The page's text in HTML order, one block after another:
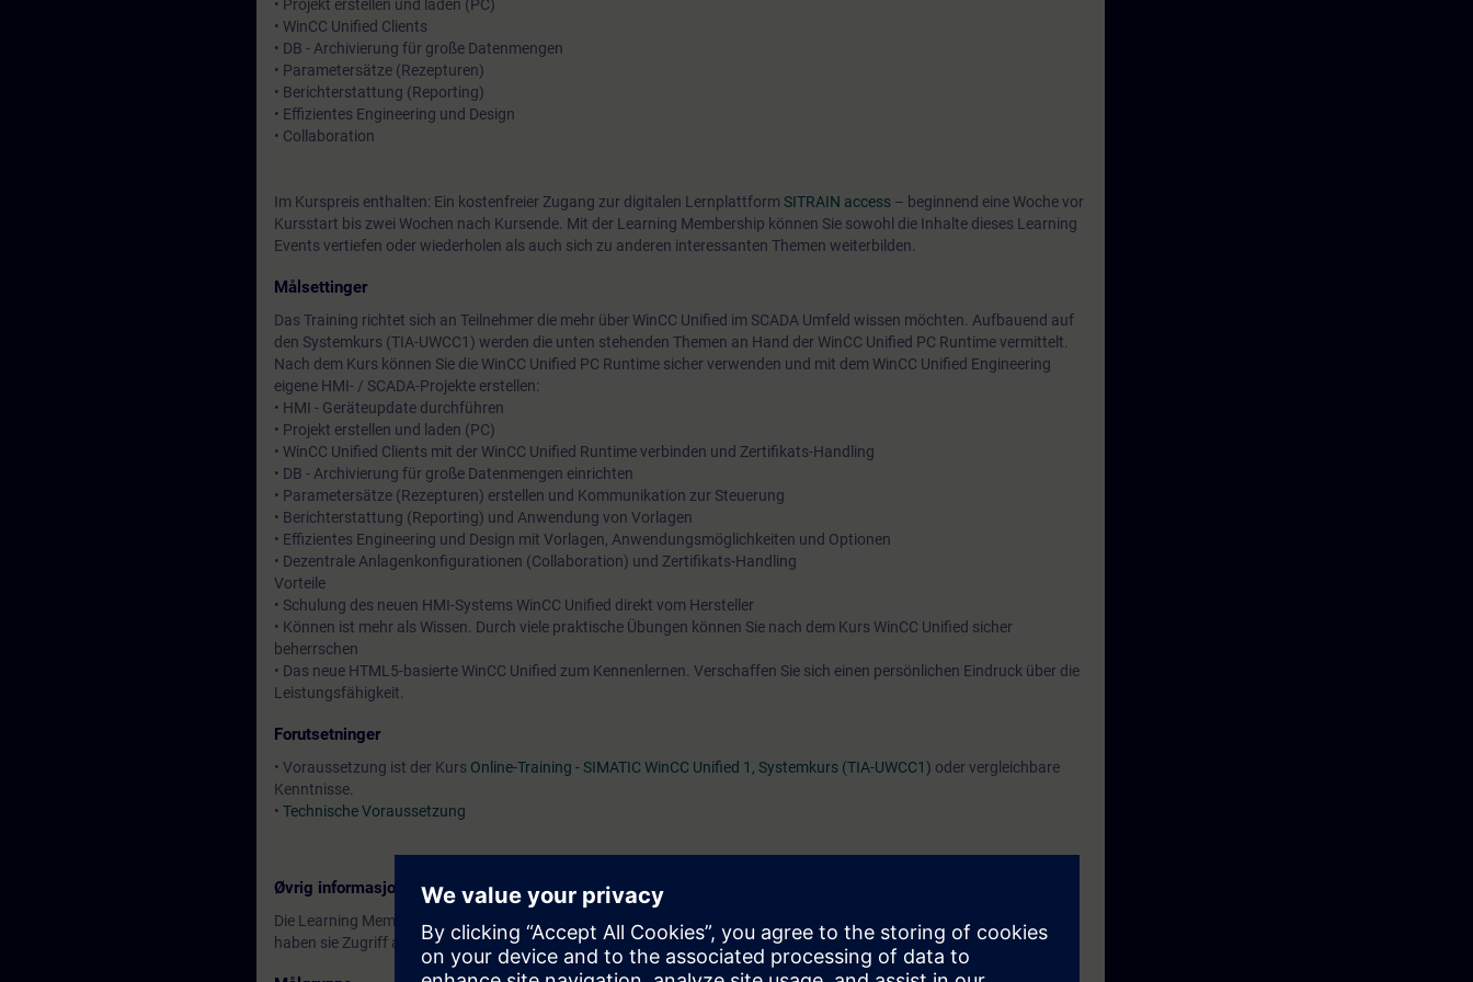
durch leistungsfähige Schnittstellen vermittelt. Lernen Sie WinCC Unified
persönlichen Eindruck über die Leistungsfähigkeit des neuen Systems.
• Projekt erstellen und laden (PC)
• WinCC Unified Clients
• DB - Archivierung für große Datenmengen
• Parametersätze (Rezepturen)
• Berichterstattung (Reporting)
• Effizientes Engineering und Design
• Collaboration
Im Kurspreis enthalten: Ein kostenfreier Zugang zur digitalen Lernplattform SITRAIN access – beginnend eine Woche vor
Kursstart bis zwei Wochen nach Kursende. Mit der Learning Membership können Sie sowohl die Inhalte dieses Learning
Events vertiefen oder wiederholen als auch sich zu anderen interessanten Themen weiterbilden.
Målsettinger
Das Training richtet sich an Teilnehmer die mehr über WinCC Unified im SCADA Umfeld wissen möchten. Aufbauend auf
den Systemkurs (TIA-UWCC1) werden die unten stehenden Themen an Hand der WinCC Unified PC Runtime vermittelt.
Nach dem Kurs können Sie die WinCC Unified PC Runtime sicher verwenden und mit dem WinCC Unified Engineering
eigene HMI- / SCADA-Projekte erstellen:
• HMI - Geräteupdate durchführen
• Projekt erstellen und laden (PC)
• WinCC Unified Clients mit der WinCC Unified Runtime verbinden und Zertifikats-Handling
• DB - Archivierung für große Datenmengen einrichten
• Parametersätze (Rezepturen) erstellen und Kommunikation zur Steuerung
• Berichterstattung (Reporting) und Anwendung von Vorlagen
• Effizientes Engineering und Design mit Vorlagen, Anwendungsmöglichkeiten und Optionen
• Dezentrale Anlagenkonfigurationen (Collaboration) und Zertifikats-Handling
Vorteile
• Schulung des neuen HMI-Systems WinCC Unified direkt vom Hersteller
• Können ist mehr als Wissen. Durch viele praktische Übungen können Sie nach dem Kurs WinCC Unified sicher
beherrschen
• Das neue HTML5-basierte WinCC Unified zum Kennenlernen. Verschaffen Sie sich einen persönlichen Eindruck über die
Leistungsfähigkeit.
Forutsetninger
• Voraussetzung ist der Kurs Online-Training - SIMATIC WinCC Unified 1, Systemkurs (TIA-UWCC1) oder vergleichbare
Kenntnisse.
• Technische Voraussetzung
Øvrig informasjon
Die Learning Membership beginnt 7 Tage vor Kursbeginn und endet 14 Tage nach Kursende. Während dieses Zeitraums
haben sie Zugriff auf alle der über 480 verfügbaren web-based Trainings.